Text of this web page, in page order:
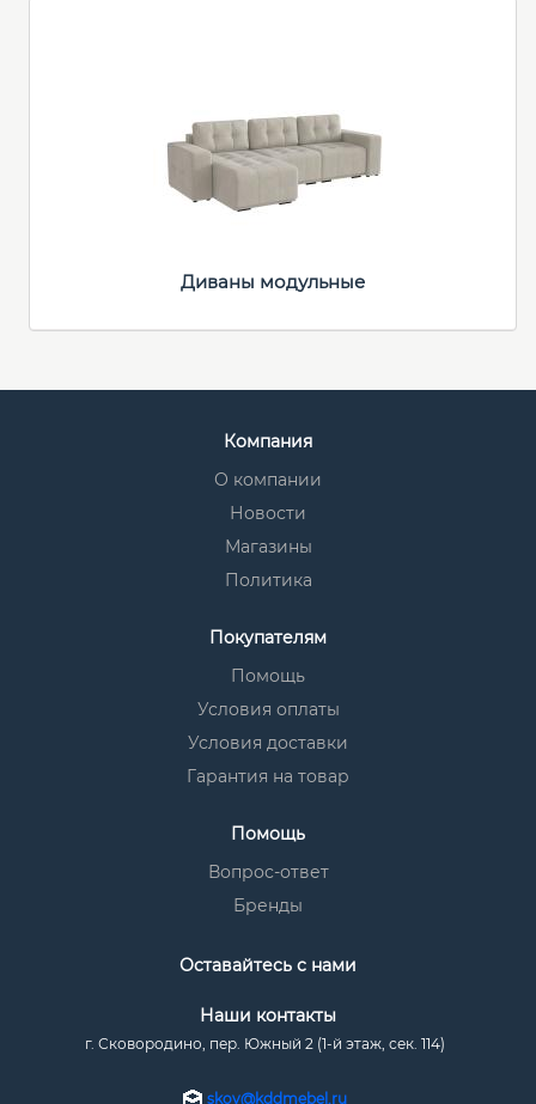
Диваны модульные
Компания
О компании
Новости
Магазины
Политика
Покупателям
Помощь
Условия оплаты
Условия доставки
Гарантия на товар
Помощь
Вопрос-ответ
Бренды
Оставайтесь с нами
Наши контакты
г. Сковородино, пер. Южный 2 (1-й этаж, сек. 114)
skov@kddmebel.ru